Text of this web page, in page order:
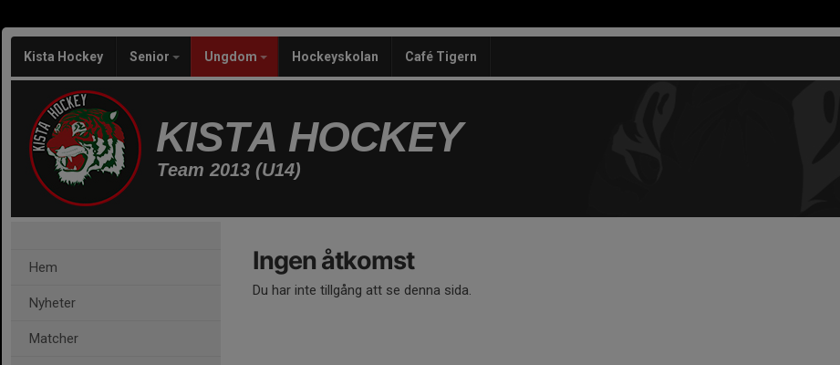
Kista Hockey Senior Ungdom Hockeyskolan Café Tigern
KISTA HOCKEY
Team 2013 (U14)
Hem
Nyheter
Matcher
Ingen åtkomst
Du har inte tillgång att se denna sida.